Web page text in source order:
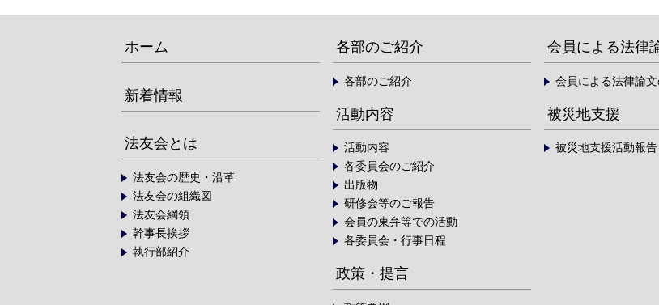
ホーム
新着情報
法友会とは
法友会の歴史・沿革
法友会の組織図
法友会綱領
幹事長挨拶
執行部紹介
各部のご紹介
各部のご紹介
活動内容
活動内容
各委員会のご紹介
出版物
研修会等のご報告
会員の東弁等での活動
各委員会・行事日程
政策・提言
会員による法律
会員による法律論
被災地支援
被災地支援活動報告